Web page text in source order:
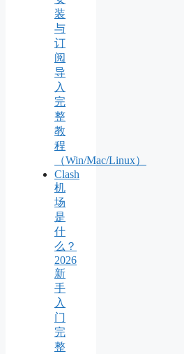
装
与
订
阅
导
入
完
整
教
程
（Win/Mac/Linux）
Clash
机
场
是
什
么？
2026
新
手
入
门
完
整